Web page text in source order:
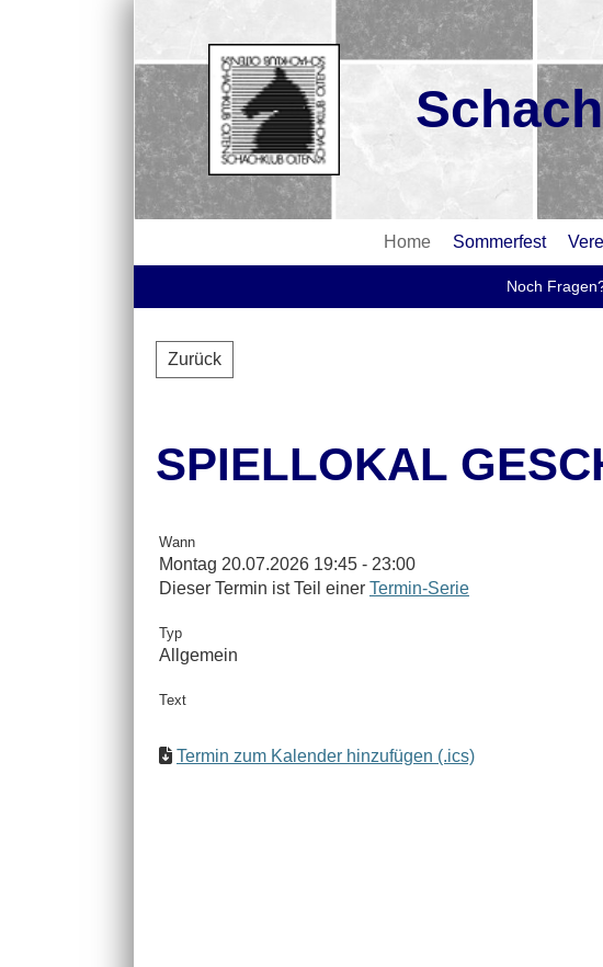
Home Sommerfest
Noch
Zurück
SPIELLOKAL
Wann
Montag 20.07.2026 19:45 - 23:00
Dieser Termin ist Teil einer Termin-Serie
Typ
Allgemein
Text
Termin zum Kalender hinzufügen (.ics)